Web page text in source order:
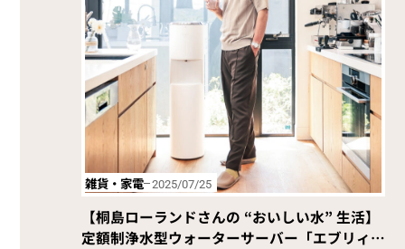
【桐島ローランドさんの “おいしい水” 生活】
定額制浄水型ウォーターサーバー「エブリィフ
雑貨・家電 2025/07/25